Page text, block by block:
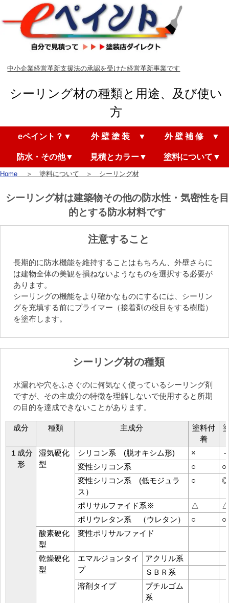
中小企業経営革新支援法の承認を受けた経営革新事業です
シーリング材の種類と用途、及び使い
方
eペイント？▼ 外 壁 塗 装 ▼ 外 壁 補 修 ▼
防水・その他▼ 見積とカラー▼ 塗料について▼
Home ＞ 塗料について ＞ シーリング材
シーリング材は建築物その他の防水性・気密性を目
的とする防水材料です
注意すること
長期的に防水機能を維持することはもちろん、外壁さらに
は建物全体の美観を損ねないようなものを選択する必要が
あります。
シーリングの機能をより確かなものにするには、シーリン
グを充填する前にプライマー（接着剤の役目をする樹脂）
を塗布します。
シーリング材の種類
水漏れや穴をふさぐのに何気なく使っているシーリング剤
ですが、その主成分の特徴を理解しないで使用すると所期
の目的を達成できないことがあります。
成分 種類 主成分
塗料付
着
１成分
形
湿気硬化
型
シリコン系 (脱オキシム形) ×
－
変性シリコン系
○
○
変性シリコン系 (低モジュラ
ス）
○ ◎
ポリサルファイド系※ △
△
ポリウレタン系 （ウレタン）
○
○
酸素硬化
型
変性ポリサルファイド
乾燥硬化
型
エマルジョンタイ
プ
アクリル系
ＳＢＲ系
溶剤タイプ
プチルゴム
系